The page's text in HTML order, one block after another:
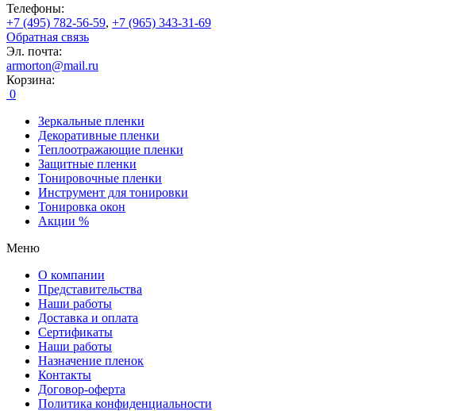
Телефоны:
+7 (495) 782-56-59, +7 (965) 343-31-69
Обратная связь
Эл. почта:
armorton@mail.ru
Корзина:
0
Зеркальные пленки
Декоративные пленки
Теплоотражающие пленки
Защитные пленки
Тонировочные пленки
Инструмент для тонировки
Тонировка окон
Акции %
Меню
О компании
Представительства
Наши работы
Доставка и оплата
Сертификаты
Наши работы
Назначение пленок
Контакты
Договор-оферта
Политика конфиденциальности